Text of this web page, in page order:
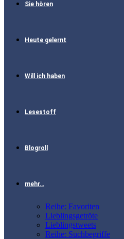
Sie hören
Heute gelernt
Will ich haben
Lesestoff
Blogroll
mehr…
Reihe: Favoriten
Lieblingsgetröte
Lieblingstweets
Reihe: Suchbegriffe